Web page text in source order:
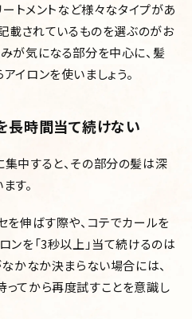
ートメントなど様々なタイプがあ
記載されているものを選ぶのがお
が気になる部分を中心に、髪
イロンを使いましょう。
長時間当て続けない
中すると、その部分の髪は深
す。
を伸ばす際や、コテでカールを
ンを「3秒以上」当て続けるのは
なかなか決まらない場合には、
てから再度試すことを意識し